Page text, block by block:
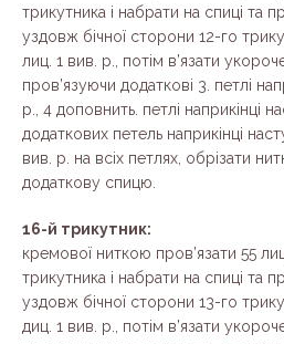
трикутника і набрати на спиці та
уздовж бічної сторони 12-го
лиц. 1 вив. р., потім в’язати
пров’язуючи додаткові 3. петлі
р., 4 доповнить. петлі наприкінці
додаткових петель наприкінці
вив. р. на всіх петлях, обрізати
додаткову спицю.
16-й трикутник:
кремової ниткою пров’язати 55
трикутника і набрати на спиці та
уздовж бічної сторони 13-го
диц. 1 вив. р., потім в’язати